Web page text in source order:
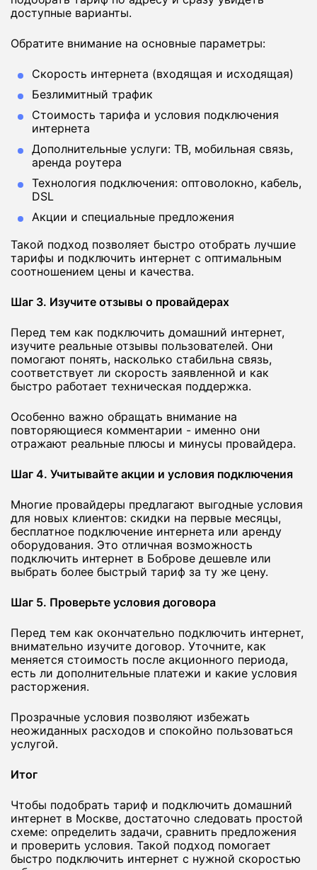
доступные варианты.
Обратите внимание на основные параметры:
Скорость интернета (входящая и исходящая)
Безлимитный трафик
Стоимость тарифа и условия подключения
интернета
Дополнительные услуги: ТВ, мобильная связь,
аренда роутера
Технология подключения: оптоволокно, кабель,
DSL
Акции и специальные предложения
Такой подход позволяет быстро отобрать лучшие
тарифы и подключить интернет с оптимальным
соотношением цены и качества.
Шаг 3. Изучите отзывы о провайдерах
Перед тем как подключить домашний интернет,
изучите реальные отзывы пользователей. Они
помогают понять, насколько стабильна связь,
соответствует ли скорость заявленной и как
быстро работает техническая поддержка.
Особенно важно обращать внимание на
повторяющиеся комментарии - именно они
отражают реальные плюсы и минусы провайдера.
Шаг 4. Учитывайте акции и условия подключения
Многие провайдеры предлагают выгодные условия
для новых клиентов: скидки на первые месяцы,
бесплатное подключение интернета или аренду
оборудования. Это отличная возможность
подключить интернет в Боброве дешевле или
выбрать более быстрый тариф за ту же цену.
Шаг 5. Проверьте условия договора
Перед тем как окончательно подключить интернет,
внимательно изучите договор. Уточните, как
меняется стоимость после акционного периода,
есть ли дополнительные платежи и какие условия
расторжения.
Прозрачные условия позволяют избежать
неожиданных расходов и спокойно пользоваться
услугой.
Итог
Чтобы подобрать тариф и подключить домашний
интернет в Москве, достаточно следовать простой
схеме: определить задачи, сравнить предложения
и проверить условия. Такой подход помогает
быстро подключить интернет с нужной скоростью